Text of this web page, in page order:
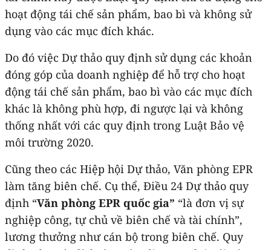
hoạt động tái chế sản phẩm, bao bì và không sử
dụng vào các mục đích khác.
Do đó việc Dự thảo quy định sử dụng các khoản
đóng góp của doanh nghiệp để hỗ trợ cho hoạt
động tái chế sản phẩm, bao bì vào các mục đích
khác là không phù hợp, đi ngược lại và không
thống nhất với các quy định trong Luật Bảo vệ
môi trường 2020.
Cũng theo các Hiệp hội Dự thảo, Văn phòng EPR
làm tăng biên chế. Cụ thể, Điều 24 Dự thảo quy
định “Văn phòng EPR quốc gia” “là đơn vị sự
nghiệp công, tự chủ về biên chế và tài chính”,
lương thưởng như cán bộ trong biên chế. Quy